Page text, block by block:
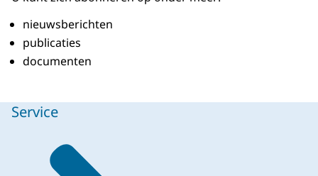
nieuwsberichten
publicaties
documenten
Service